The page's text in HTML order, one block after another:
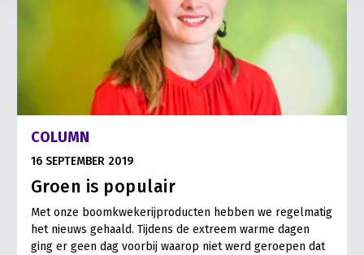
COLUMN
16 SEPTEMBER 2019
Groen is populair
Met onze boomkwekerijproducten hebben we regelmatig
het nieuws gehaald. Tijdens de extreem warme dagen
ging er geen dag voorbij waarop niet werd geroepen dat